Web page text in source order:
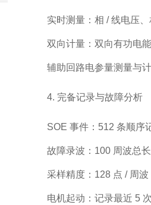
实时测量：相 / 线电压
双向计量：双向有功电
辅助回路电参量测量与
4. 完备记录与故障分析
SOE 事件：512 条顺序
故障录波：100 周波总
采样精度：128 点 / 周
电机起动：记录最近 5